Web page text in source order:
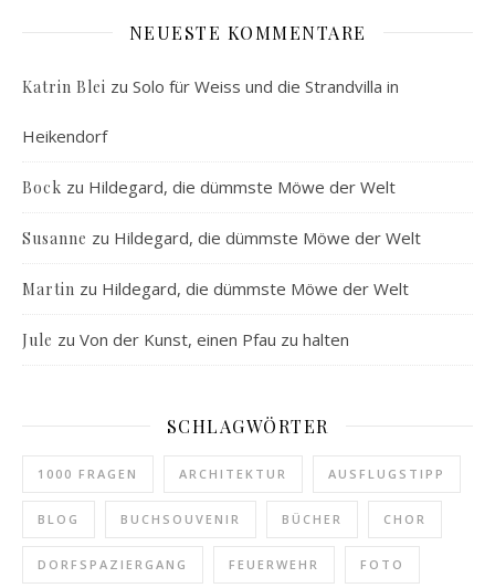
NEUESTE KOMMENTARE
Katrin Blei zu Solo für Weiss und die Strandvilla in
Heikendorf
Bock zu Hildegard, die dümmste Möwe der Welt
Susanne zu Hildegard, die dümmste Möwe der Welt
Martin zu Hildegard, die dümmste Möwe der Welt
Jule zu Von der Kunst, einen Pfau zu halten
SCHLAGWÖRTER
1000 FRAGEN ARCHITEKTUR AUSFLUGSTIPP
BLOG BUCHSOUVENIR BÜCHER CHOR
DORFSPAZIERGANG FEUERWEHR FOTO